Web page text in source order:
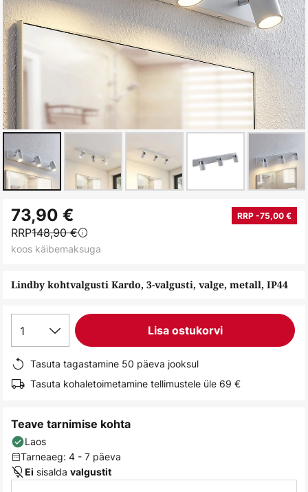
to
the
beginning
the
Lindby kohtvalgusti Kardo, 3-valgusti, valge, metall, IP44
73,90 € RRP -75,00 €
RRP148,90 €
koos käibemaksuga
1 Lisa ostukorvi
Tasuta tagastamine 50 päeva jooksul
Tasuta kohaletoimetamine tellimustele üle 69 €
Teave tarnimise kohta
Laos
Tarneaeg: 4 - 7 päeva
Ei sisalda valgustit